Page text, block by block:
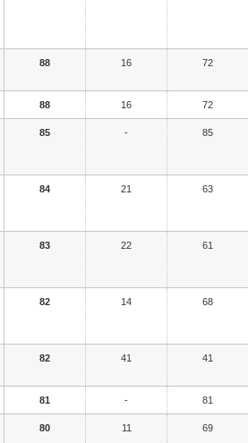
88 16 72
88 16 72
85 - 85
84 21 63
83 22 61
82 14 68
82 41 41
81 - 81
80 11 69